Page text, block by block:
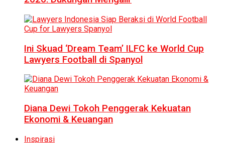
Ini Skuad ‘Dream Team’ ILFC ke World Cup
Lawyers Football di Spanyol
Diana Dewi Tokoh Penggerak Kekuatan
Ekonomi & Keuangan
Inspirasi